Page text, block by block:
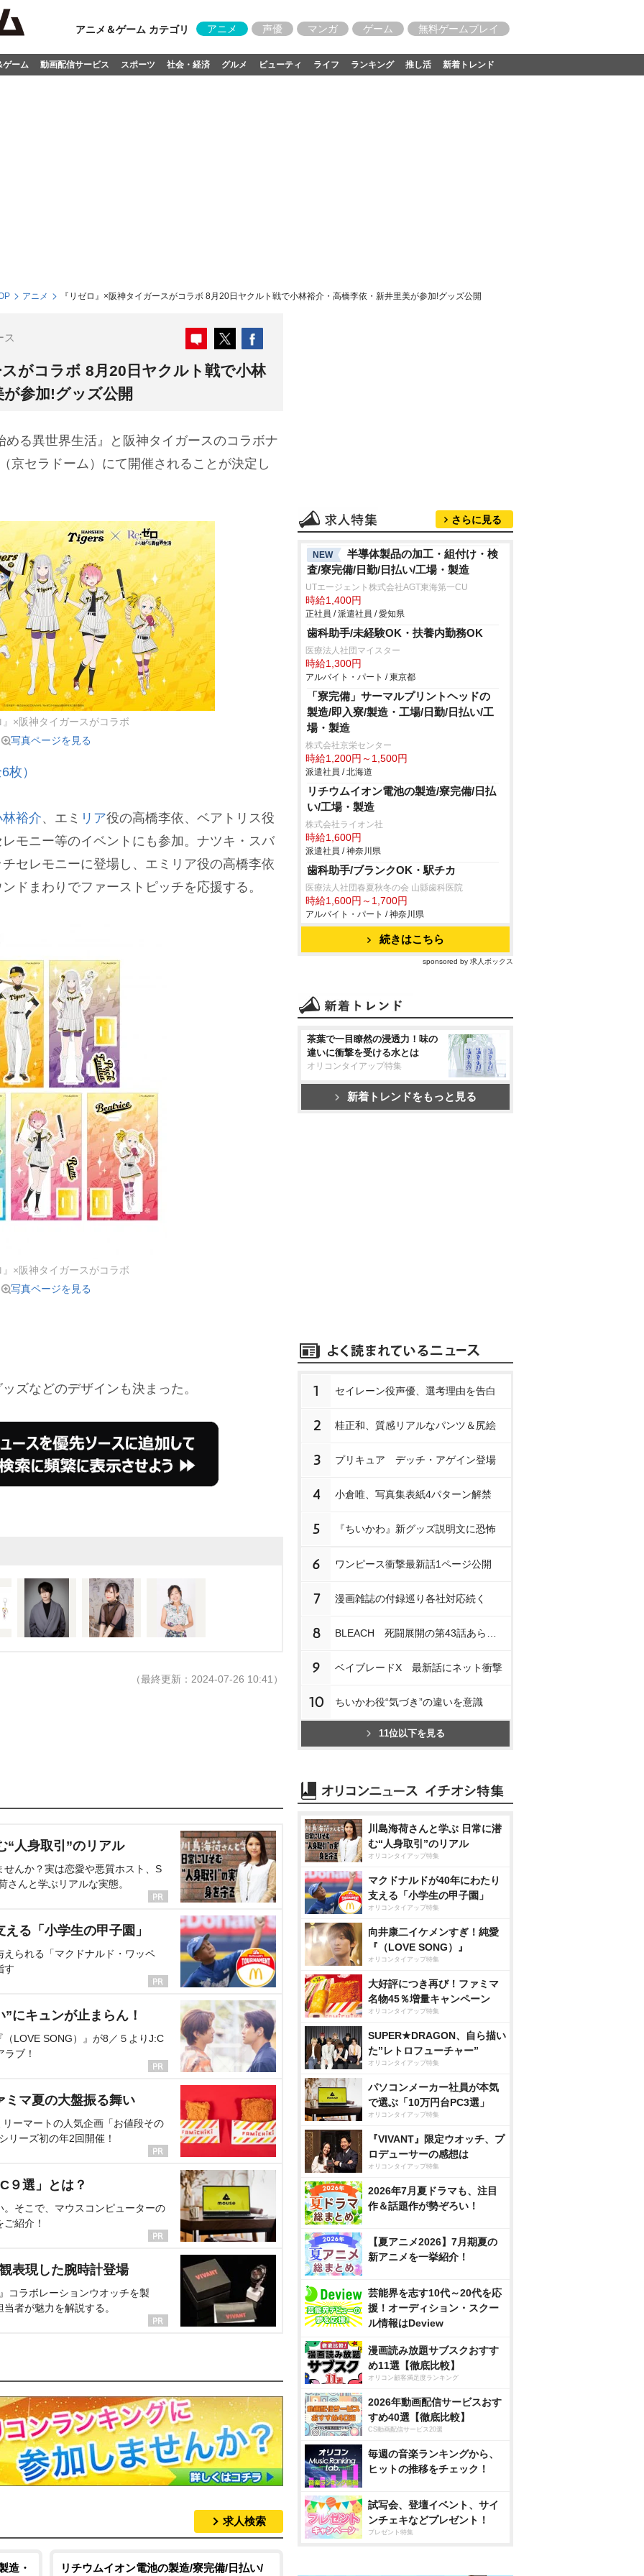
アニメ＆ゲーム カテゴリ アニメ 声優 マンガ ゲーム 無料ゲームプレイ
ゲーム 動画配信サービス スポーツ 社会・経済 グルメ ビューティ ライフ ランキング 推し活 新着トレンド
アニメ 『リゼロ』×阪神タイガースがコラボ 8月20日ヤクルト戦で小林裕介・高橋李依・新井里美が参加!グッズ公開
ス
がコラボ 8月20日ヤクルト戦で小林
参加!グッズ公開
る異世界生活』と阪神タイガースのコラボナ
京セラドーム）にて開催されることが決定し
』×阪神タイガースがコラボ
写真ページを見る
枚）
林裕介、エミ リア役の高橋李依、ベアトリス役
モニー等のイベントにも参加。ナツキ・スバ
セレモニーに登場し、エミリア役の高橋李依
ドまわりでファーストピッチを応援する。
』×阪神タイガースがコラボ
写真ページを見る
などのデザインも決まった。
（最終更新：2024-07-26 10:41）
“人身取引”のリアル
んか？実は恋愛や悪質ホスト、S
さんと学ぶリアルな実態。
る「小学生の甲子園」
られる「マクドナルド・ワッペ
す
にキュンが止まらん！
LOVE SONG）』が8／５よりJ:C
ブ！
ミマ夏の大盤振る舞い
ーマートの人気企画「お値段その
リーズ初の年2回開催！
９選」とは？
そこで、マウスコンピューターの
紹介！
表現した腕時計登場
コラボレーションウオッチを製
者が魅力を解説する。
求人検索
造・ リチウムイオン電池の製造/寮完備/日払い/
さらに見る
NEW
半導体製品の加工・組付け・検
査/寮完備/日勤/日払い/工場・製造
UTエージェント株式会社AGT東海第一CU
時給1,400円
正社員 / 派遣社員 / 愛知県
歯科助手/未経験OK・扶養内勤務OK
医療法人社団マイスター
時給1,300円
アルバイト・パート / 東京都
「寮完備」サーマルプリントヘッドの
製造/即入寮/製造・工場/日勤/日払い/工
場・製造
株式会社京栄センター
時給1,200円～1,500円
派遣社員 / 北海道
リチウムイオン電池の製造/寮完備/日払
い/工場・製造
株式会社ライオン社
時給1,600円
派遣社員 / 神奈川県
歯科助手/ブランクOK・駅チカ
医療法人社団春夏秋冬の会 山縣歯科医院
時給1,600円～1,700円
アルバイト・パート / 神奈川県
続きはこちら
sponsored by 求人ボックス
茶葉で一目瞭然の浸透力！味の
違いに衝撃を受ける水とは
オリコンタイアップ特集
新着トレンドをもっと見る
1 セイレーン役声優、選考理由を告白
2 桂正和、質感リアルなパンツ＆尻絵
3 プリキュア デッチ・アゲイン登場
4 小倉唯、写真集表紙4パターン解禁
5 『ちいかわ』新グッズ説明文に恐怖
6 ワンピース衝撃最新話1ページ公開
7 漫画雑誌の付録巡り各社対応続く
8
9 ベイブレードX 最新話にネット衝撃
10 ちいかわ役“気づき”の違いを意識
11位以下を見る
川島海荷さんと学ぶ 日常に潜
む“人身取引”のリアル
オリコンタイアップ特集
マクドナルドが40年にわたり
支える「小学生の甲子園」
オリコンタイアップ特集
向井康二イケメンすぎ！純愛
『（LOVE SONG）』
オリコンタイアップ特集
大好評につき再び！ファミマ
名物45％増量キャンペーン
オリコンタイアップ特集
SUPER★DRAGON、自ら描い
た”レトロフューチャー”
オリコンタイアップ特集
パソコンメーカー社員が本気
で選ぶ「10万円台PC3選」
オリコンタイアップ特集
『VIVANT』限定ウオッチ、プ
ロデューサーの感想は
オリコンタイアップ特集
2026年7月夏ドラマも、注目
作＆話題作が勢ぞろい！
【夏アニメ2026】7月期夏の
新アニメを一挙紹介！
芸能界を志す10代～20代を応
援！オーディション・スクー
ル情報はDeview
漫画読み放題サブスクおすす
め11選【徹底比較】
オリコン顧客満足度ランキング
2026年動画配信サービスおす
すめ40選【徹底比較】
CS動画配信サービス20選
毎週の音楽ランキングから、
ヒットの推移をチェック！
試写会、登壇イベント、サイ
ンチェキなどプレゼント！
プレゼント特集